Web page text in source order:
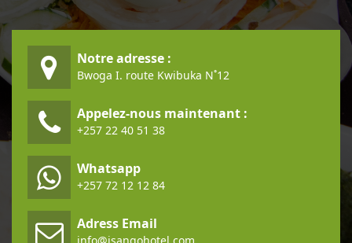
Notre adresse :
Bwoga I. route Kwibuka N˚12
Appelez-nous maintenant :
+257 22 40 51 38
Whatsapp
+257 72 12 12 84
Adress Email